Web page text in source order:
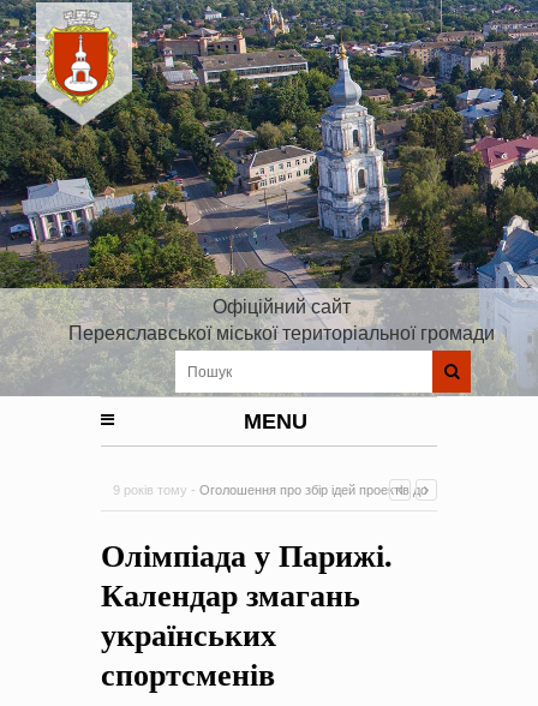
Офіційний сайт
Переяславської міської територіальної громади
MENU
9 років тому - Оголошення про збір ідей проектів до
на період 2018 – 2020 роки Оголошення про збір ідей
0 Коментарів
Олімпіада у Парижі.
Календар змагань
українських
спортсменів